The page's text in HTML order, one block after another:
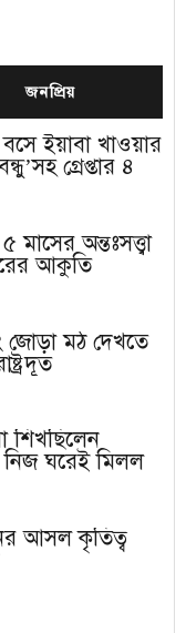
জনপ্রিয়
ইয়াবা খাওয়ার
গ্রেপ্তার ৪
মাসের অন্তঃসত্ত্বা
আকুতি
জোড়া মঠ দেখতে
শিখছিলেন
নিজ ঘরেই মিলল
আসল কৃতিত্ব